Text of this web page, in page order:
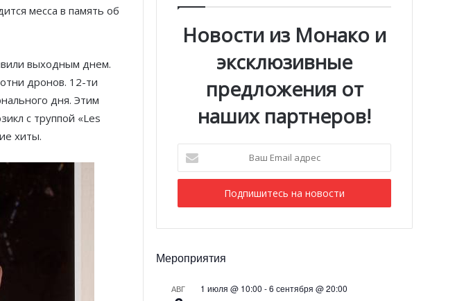
месса в память об
выходным днем.
дронов. 12-ти
дня. Этим
с труппой «Les
хиты.
Новости из Монако и
эксклюзивные
предложения от
наших партнеров!
Email
адрес
Мероприятия
АВГ 1 июля @ 10:00 -6 сентября @ 20:00